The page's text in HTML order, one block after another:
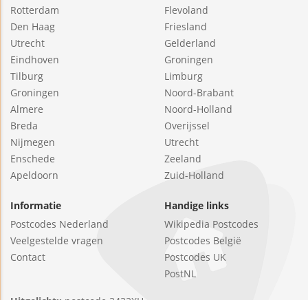
Rotterdam
Den Haag
Utrecht
Eindhoven
Tilburg
Groningen
Almere
Breda
Nijmegen
Enschede
Apeldoorn
Flevoland
Friesland
Gelderland
Groningen
Limburg
Noord-Brabant
Noord-Holland
Overijssel
Utrecht
Zeeland
Zuid-Holland
Informatie
Postcodes Nederland
Veelgestelde vragen
Contact
Handige links
Wikipedia Postcodes
Postcodes België
Postcodes UK
PostNL